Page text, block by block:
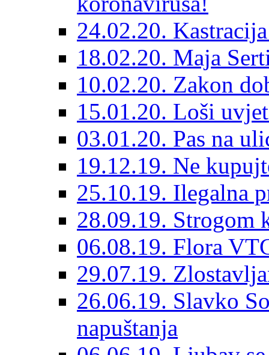
24.02.20.
18.02.20. Maja
10.02.20. Zakon
15.01.20. Loši
03.01.20. Pas na
19.12.19. Ne
25.10.19. Ilegalna
28.09.19. Strogom
06.08.19. Flora
29.07.19.
26.06.19. Slavko
napuštanja